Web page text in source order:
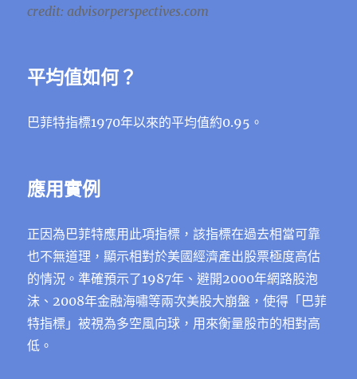
credit: advisorperspectives.com
平均值如何？
巴菲特指標1970年以來的平均值約0.95。
應用實例
正因為巴菲特應用此項指標，該指標在過去相當可靠
也不無道理，顯示相對於美國經濟產出股票極度高估
的情況。準確預示了1987年、避開2000年網路股泡
沫、2008年金融海嘯等兩次美股大崩盤，使得「巴菲
特指標」被視為多空風向球，用來衡量股市的相對高
低。